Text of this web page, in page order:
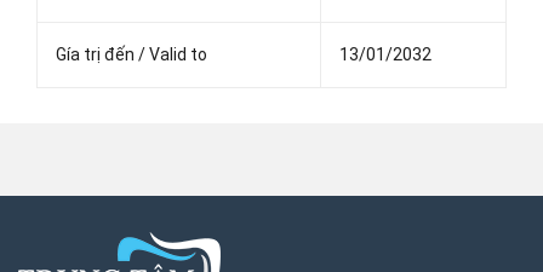
Gía trị đến / Valid to 13/01/2032